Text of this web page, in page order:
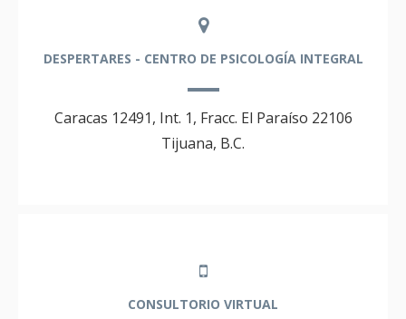
DESPERTARES - CENTRO DE PSICOLOGÍA INTEGRAL
Caracas 12491, Int. 1, Fracc. El Paraíso 22106
Tijuana, B.C.
CONSULTORIO VIRTUAL